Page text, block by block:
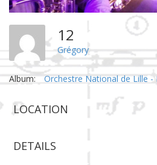
12
Grégory
Album: Orchestre National de Lille -
LOCATION
DETAILS